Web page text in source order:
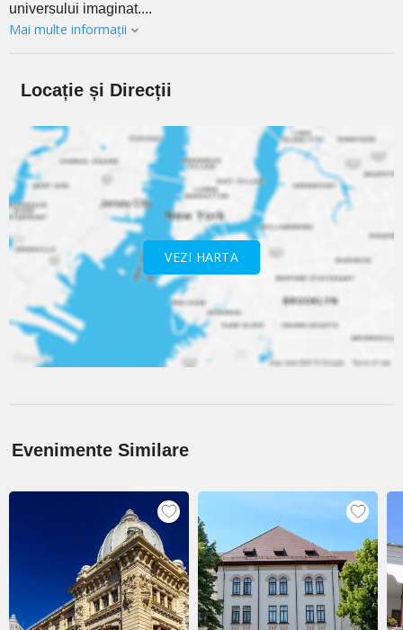
universului imaginat....
Mai multe informații
Locație și Direcții
VEZI HARTA
Evenimente Similare